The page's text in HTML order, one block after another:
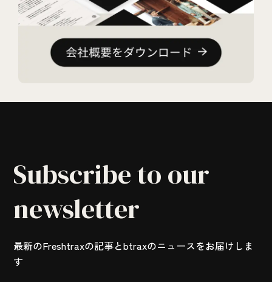
Subscribe to our
newsletter
最新のFreshtraxの記事とbtraxのニュースをお届けしま
す